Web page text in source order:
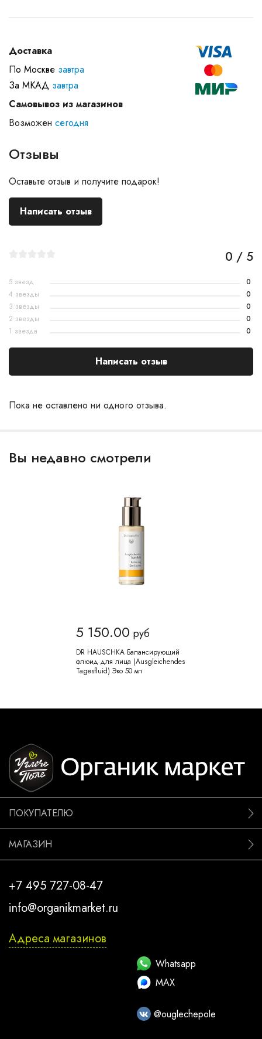
Доставка
По Москве завтра
За МКАД завтра
Самовывоз из магазинов
Возможен сегодня
Отзывы
Оставьте отзыв и получите подарок!
Написать отзыв
Пока не оставлено ни одного отзыва.
0 / 5
5 звезд
0
4 звезды
0
3 звезды
0
2 звезды
0
1 звезда
0
Написать отзыв
Вы недавно смотрели
5 150.00 руб
DR HAUSCHKA Балансирующий
флюид для лица (Ausgleichendes
Tagesfluid) Эко 50 мл
ПОКУПАТЕЛЮ
МАГАЗИН
+7 495 727-08-47
info@organikmarket.ru
Адреса магазинов
Whatsapp
MAX
@ouglechepole